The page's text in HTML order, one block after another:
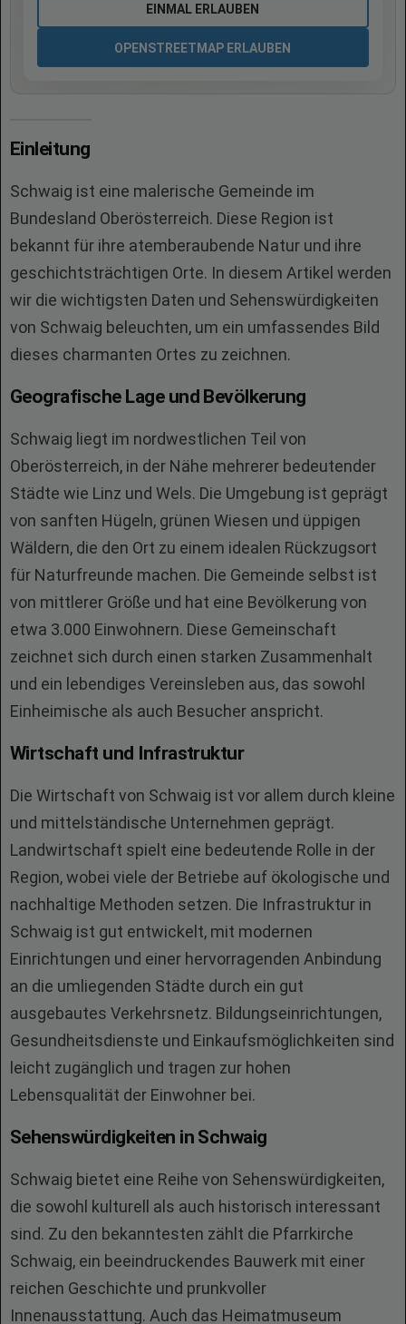
EINMAL ERLAUBEN
OPENSTREETMAP ERLAUBEN
Einleitung
Schwaig ist eine malerische Gemeinde im
Bundesland Oberösterreich. Diese Region ist
bekannt für ihre atemberaubende Natur und ihre
geschichtsträchtigen Orte. In diesem Artikel werden
wir die wichtigsten Daten und Sehenswürdigkeiten
von Schwaig beleuchten, um ein umfassendes Bild
dieses charmanten Ortes zu zeichnen.
Geografische Lage und Bevölkerung
Schwaig liegt im nordwestlichen Teil von
Oberösterreich, in der Nähe mehrerer bedeutender
Städte wie Linz und Wels. Die Umgebung ist geprägt
von sanften Hügeln, grünen Wiesen und üppigen
Wäldern, die den Ort zu einem idealen Rückzugsort
für Naturfreunde machen. Die Gemeinde selbst ist
von mittlerer Größe und hat eine Bevölkerung von
etwa 3.000 Einwohnern. Diese Gemeinschaft
zeichnet sich durch einen starken Zusammenhalt
und ein lebendiges Vereinsleben aus, das sowohl
Einheimische als auch Besucher anspricht.
Wirtschaft und Infrastruktur
Die Wirtschaft von Schwaig ist vor allem durch kleine
und mittelständische Unternehmen geprägt.
Landwirtschaft spielt eine bedeutende Rolle in der
Region, wobei viele der Betriebe auf ökologische und
nachhaltige Methoden setzen. Die Infrastruktur in
Schwaig ist gut entwickelt, mit modernen
Einrichtungen und einer hervorragenden Anbindung
an die umliegenden Städte durch ein gut
ausgebautes Verkehrsnetz. Bildungseinrichtungen,
Gesundheitsdienste und Einkaufsmöglichkeiten sind
leicht zugänglich und tragen zur hohen
Lebensqualität der Einwohner bei.
Sehenswürdigkeiten in Schwaig
Schwaig bietet eine Reihe von Sehenswürdigkeiten,
die sowohl kulturell als auch historisch interessant
sind. Zu den bekanntesten zählt die Pfarrkirche
Schwaig, ein beeindruckendes Bauwerk mit einer
reichen Geschichte und prunkvoller
Innenausstattung. Auch das Heimatmuseum